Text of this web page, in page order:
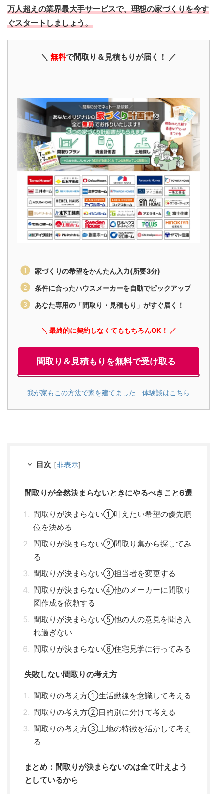
万人超えの業界最大手サービスで、理想の家づくりを今す
ぐスタートしましょう。
＼ 無料で間取り＆見積もりが届く！ ／
家づくりの希望をかんたん入力(所要3分)
条件に合ったハウスメーカーを自動でピックアップ
あなた専用の「間取り・見積もり」がすぐ届く！
＼ 最終的に契約しなくてももちろんOK！ ／
間取り＆見積もりを無料で受け取る
我が家もこの方法で家を建てました｜体験談はこちら
目次 [非表示]
間取りが全然決まらないときにやるべきこと6選
間取りが決まらない①叶えたい希望の優先順
位を決める
間取りが決まらない②間取り集から探してみ
る
間取りが決まらない③担当者を変更する
間取りが決まらない④他のメーカーに間取り
図作成を依頼する
間取りが決まらない⑤他の人の意見を聞き入
れ過ぎない
間取りが決まらない⑥住宅見学に行ってみる
失敗しない間取りの考え方
間取りの考え方①生活動線を意識して考える
間取りの考え方②目的別に分けて考える
間取りの考え方③土地の特徴を活かして考え
る
まとめ：間取りが決まらないのは全て叶えよう
としているから